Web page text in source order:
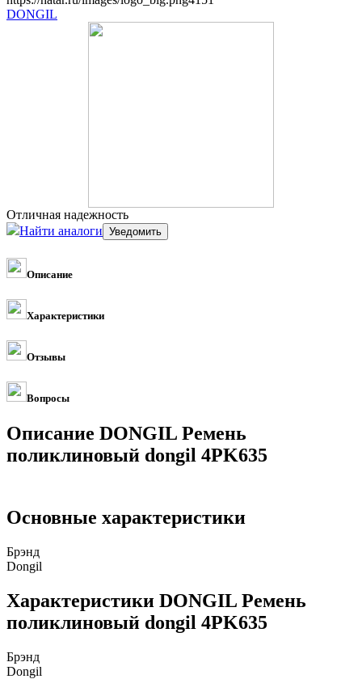
DONGIL
Отличная надежность
Найти аналоги
Описание
Характеристики
Отзывы
Вопросы
Описание DONGIL Ремень
поликлиновый dongil 4PK635
Основные характеристики
Брэнд
Dongil
Характеристики DONGIL Ремень
поликлиновый dongil 4PK635
Брэнд
Dongil